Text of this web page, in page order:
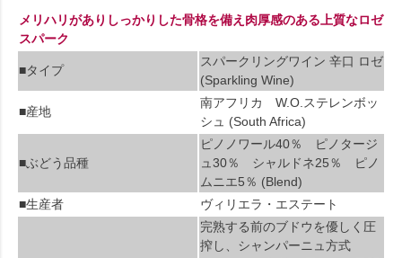
メリハリがありしっかりした骨格を備え肉厚感のある上質なロゼ
スパーク
■タイプ
スパークリングワイン 辛口 ロゼ
(Sparkling Wine)
■産地
南アフリカ W.O.ステレンボッ
シュ (South Africa)
■ぶどう品種
ピノノワール40％ ピノタージ
ュ30％ シャルドネ25％ ピノ
ムニエ5％ (Blend)
■生産者
ヴィリエラ・エステート
完熟する前のブドウを優しく圧
搾し、シャンパーニュ方式